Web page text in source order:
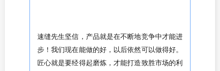
速缝先生坚信， 产品就是在不断地竞争中才能进
步！我们现在能做的好，以后依然可以做得好。
匠心就是要经得起磨炼，才能打造致胜市场的利